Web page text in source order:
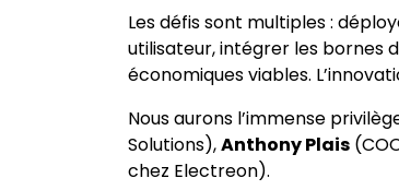
Les défis sont multiples :
utilisateur, intégrer les bornes
économiques viables.
Nous aurons l’immense
Solutions),Anthony Plais​
chez Electreon).